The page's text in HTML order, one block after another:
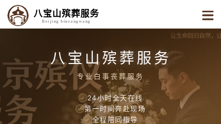
八宝山殡葬服务
Beijing binzangwang
八宝山殡葬服务
专业白事丧葬服务
✓ 24小时全天在线
✓ 第一时间奔赴现场
✓ 全程陪同指导